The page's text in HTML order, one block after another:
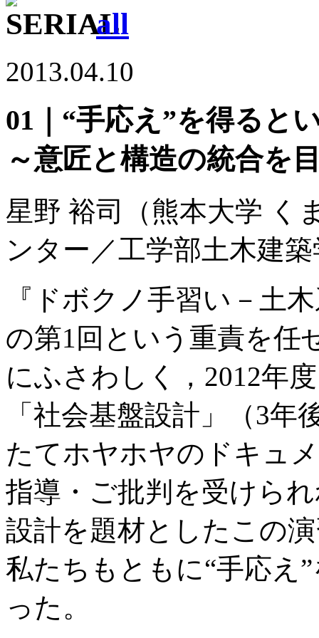
/all
2013.04.10
01｜“手応え”を得ると
～意匠と構造の統合を
星野 裕司
（熊本大学
ンター／工学部土木建
『ドボクノ手習い－土
の第1回という重責を任
にふさわしく，2012年
「社会基盤設計」（3
たてホヤホヤのドキュ
指導・ご批判を受けら
設計を題材としたこの
私たちもともに“手応え
った。